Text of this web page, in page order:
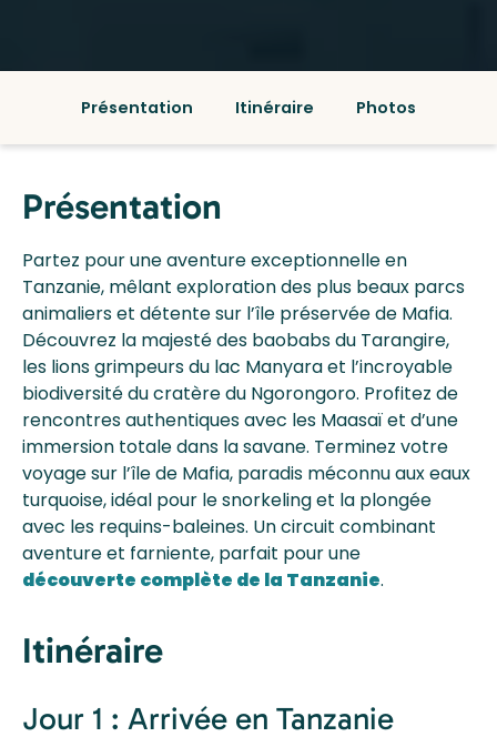
Présentation Itinéraire Photos
Présentation
Partez pour une aventure exceptionnelle en
Tanzanie, mêlant exploration des plus beaux parcs
animaliers et détente sur l’île préservée de Mafia.
Découvrez la majesté des baobabs du Tarangire,
les lions grimpeurs du lac Manyara et l’incroyable
biodiversité du cratère du Ngorongoro. Profitez de
rencontres authentiques avec les Maasaï et d’une
immersion totale dans la savane. Terminez votre
voyage sur l’île de Mafia, paradis méconnu aux eaux
turquoise, idéal pour le snorkeling et la plongée
avec les requins-baleines. Un circuit combinant
aventure et farniente, parfait pour une
découverte complète de la Tanzanie.
Itinéraire
Jour 1 : Arrivée en Tanzanie